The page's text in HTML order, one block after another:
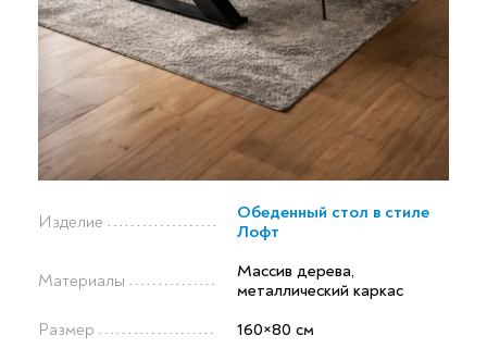
Изделие
Обеденный стол в стиле
Лофт
Материалы
Массив дерева,
металлический каркас
Размер
160×80 см